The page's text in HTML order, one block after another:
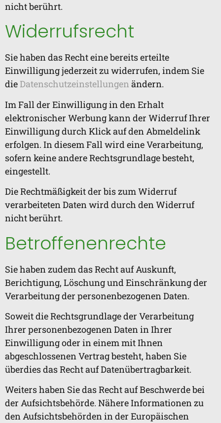
nicht berührt.
Widerrufsrecht
Sie haben das Recht eine bereits erteilte
Einwilligung jederzeit zu widerrufen, indem Sie
die Datenschutzeinstellungen ändern.
Im Fall der Einwilligung in den Erhalt
elektronischer Werbung kann der Widerruf Ihrer
Einwilligung durch Klick auf den Abmeldelink
erfolgen. In diesem Fall wird eine Verarbeitung,
sofern keine andere Rechtsgrundlage besteht,
eingestellt.
Die Rechtmäßigkeit der bis zum Widerruf
verarbeiteten Daten wird durch den Widerruf
nicht berührt.
Betroffenenrechte
Sie haben zudem das Recht auf Auskunft,
Berichtigung, Löschung und Einschränkung der
Verarbeitung der personenbezogenen Daten.
Soweit die Rechtsgrundlage der Verarbeitung
Ihrer personenbezogenen Daten in Ihrer
Einwilligung oder in einem mit Ihnen
abgeschlossenen Vertrag besteht, haben Sie
überdies das Recht auf Datenübertragbarkeit.
Weiters haben Sie das Recht auf Beschwerde bei
der Aufsichtsbehörde. Nähere Informationen zu
den Aufsichtsbehörden in der Europäischen